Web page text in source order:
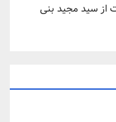
از سید مجید بنی